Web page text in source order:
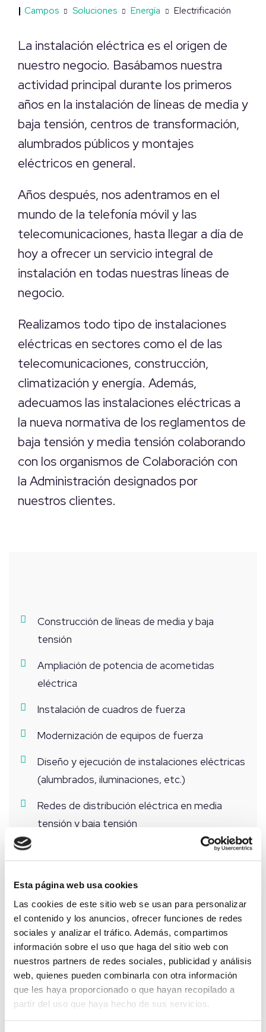
Esta página web usa cookies
Las cookies de este sitio web se usan para personalizar
el contenido y los anuncios, ofrecer funciones de redes
sociales y analizar el tráfico. Además, compartimos
información sobre el uso que haga del sitio web con
nuestros partners de redes sociales, publicidad y análisis
web, quienes pueden combinarla con otra información
que les haya proporcionado o que hayan recopilado a
partir del uso que haya hecho de sus servicios.
| Campos Soluciones Energía Electrificación
La instalación eléctrica es el origen de
nuestro negocio. Basábamos nuestra
actividad principal durante los primeros
años en la instalación de líneas de media y
baja tensión, centros de transformación,
alumbrados públicos y montajes
eléctricos en general.
Años después, nos adentramos en el
mundo de la telefonía móvil y las
telecomunicaciones, hasta llegar a día de
hoy a ofrecer un servicio integral de
instalación en todas nuestras líneas de
negocio.
Realizamos todo tipo de instalaciones
eléctricas en sectores como el de las
telecomunicaciones, construcción,
climatización y energía. Además,
adecuamos las instalaciones eléctricas a
la nueva normativa de los reglamentos de
baja tensión y media tensión colaborando
con los organismos de Colaboración con
la Administración designados por
nuestros clientes.
Construcción de líneas de media y baja
tensión
Ampliación de potencia de acometidas
eléctrica
Instalación de cuadros de fuerza
Modernización de equipos de fuerza
Diseño y ejecución de instalaciones eléctricas
(alumbrados, iluminaciones, etc.)
Redes de distribución eléctrica en media
tensión y baja tensión
Trabajos en tensión para entronques,
Centros de transformación
Instalaciones de cualquier índole para
inmuebles
Instalaciones de Telecomunicación: CPD´s,
Estaciones Base de Telecomunicaciones,
fibra y seguridad